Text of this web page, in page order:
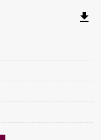
file_download